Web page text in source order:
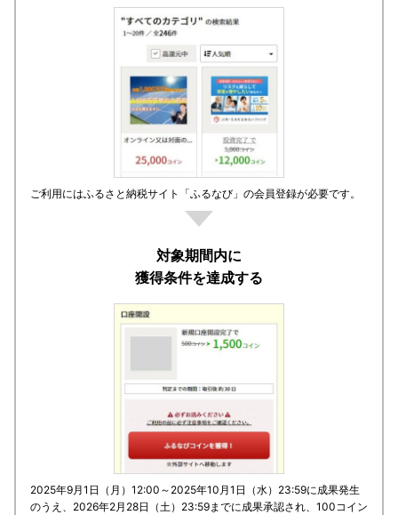
ご利用にはふるさと納税サイト「ふるなび」の会員登録が必要です。
対象期間内に
獲得条件を達成する
2025年9月1日（月）12:00～2025年10月1日（水）23:59に成果発生
のうえ、2026年2月28日（土）23:59までに成果承認され、100コイン